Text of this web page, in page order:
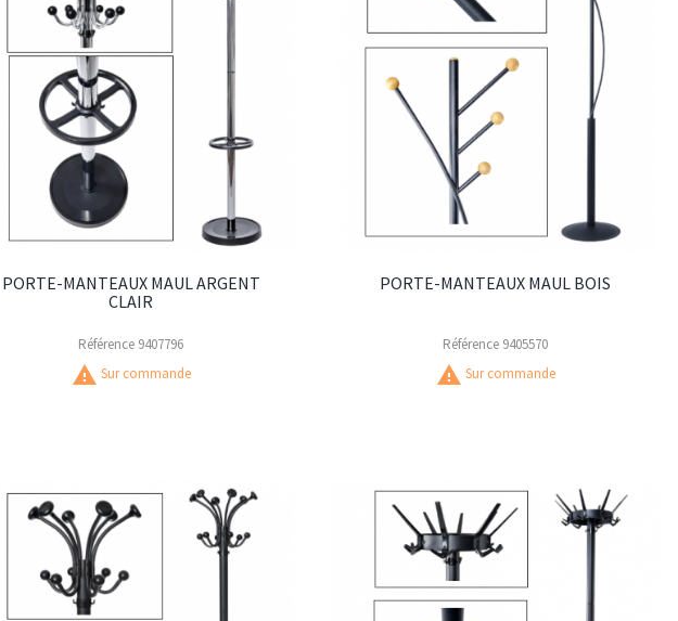
PORTE-MANTEAUX MAUL ARGENT
CLAIR
Référence 9407796
warning Sur commande
PORTE-MANTEAUX MAUL BOIS
Référence 9405570
warning Sur commande